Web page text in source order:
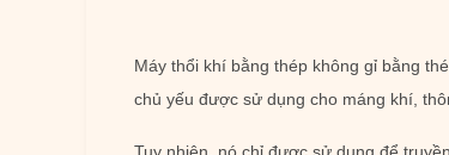
Máy thổi khí bằng thép không gỉ bằng
chủ yếu được sử dụng cho máng khí,